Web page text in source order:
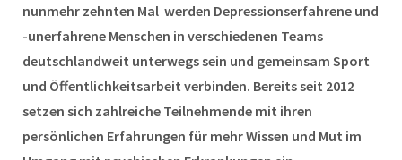
nunmehr zehnten Mal werden Depressionserfahrene und
-unerfahrene Menschen in verschiedenen Teams
deutschlandweit unterwegs sein und gemeinsam Sport
und Öffentlichkeitsarbeit verbinden. Bereits seit 2012
setzen sich zahlreiche Teilnehmende mit ihren
persönlichen Erfahrungen für mehr Wissen und Mut im